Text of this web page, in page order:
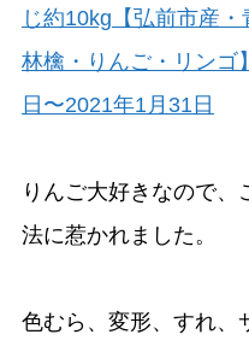
じ約10kg【弘前市産
林檎・りんご・リン
日〜2021年1月31日
りんご大好きなので
法に惹かれました。
色むら、変形、すれ、